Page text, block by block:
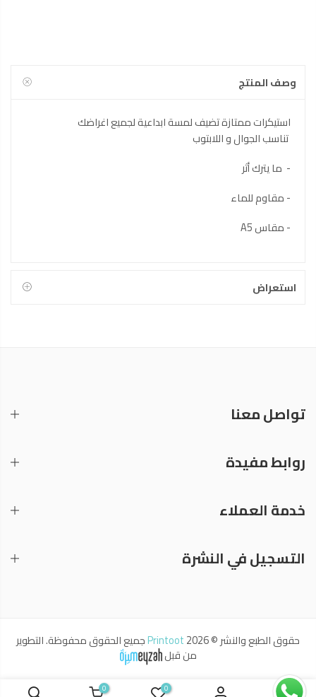
وصف المنتج
استيكرات ممتازة تضيف لمسة ابداعية لجميع اغراضك
تناسب الجوال و اللابتوب
- ما يترك أثر
- مقاوم للماء
- مقاس A5
استعراض
تواصل معنا
روابط مفيدة
خدمة العملاء
التسجيل في النشرة
حقوق الطبع والنشر © 2026 Printootجميع الحقوق محفوظة. التطوير
من قبل
0
0